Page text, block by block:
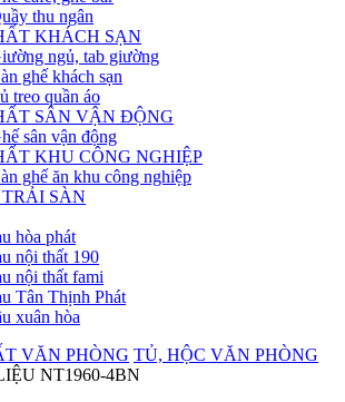
thu ngân
KHÁCH SẠN
ngủ, tab giường
ghế khách sạn
treo quần áo
SÂN VẬN ĐỘNG
sân vận động
KHU CÔNG NGHIỆP
ghế ăn khu công nghiệp
SÀN
hòa phát
nội thất 190
nội thất fami
Tân Thịnh Phát
xuân hòa
VĂN PHÒNG TỦ, HỘC VĂN PHÒNG
NT1960-4BN